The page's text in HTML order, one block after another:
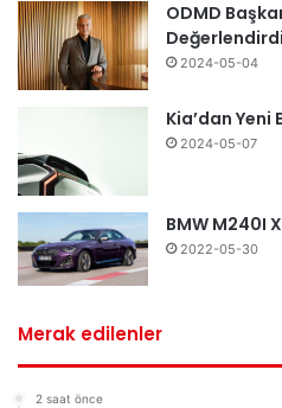
ODMD
Değerlendirdi
2024-05-04
Kia’dan Yeni
2024-05-07
BMW M240I
2022-05-30
Merak edilenler
2 saat önce